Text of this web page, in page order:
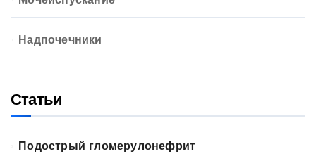
Надпочечники
Статьи
Подострый гломерулонефрит